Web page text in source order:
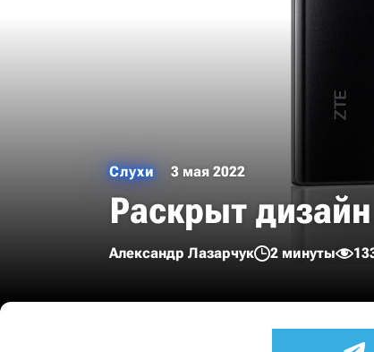
Слухи 3 мая 2022
Раскрыт
Александр Лазарчук 2 минуты